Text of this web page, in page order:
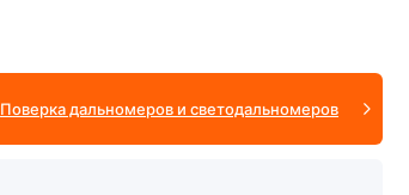
Поверка дальномеров и светодальномеров